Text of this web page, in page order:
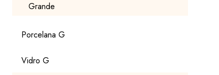
Grande
Porcelana G
Vidro G